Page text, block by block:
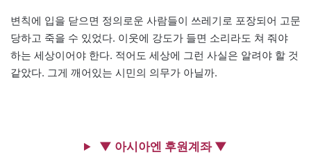
변칙에 입을 닫으면 정의로운 사람들이 쓰레기로 포장되어 고문
당하고 죽을 수 있었다. 이웃에 강도가 들면 소리라도 쳐 줘야
하는 세상이어야 한다. 적어도 세상에 그런 사실은 알려야 할 것
같았다. 그게 깨어있는 시민의 의무가 아닐까.
▼ 아시아엔 후원계좌 ▼